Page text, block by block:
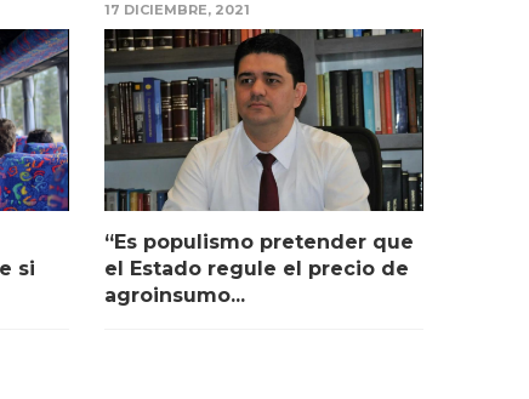
si
17 DICIEMBRE, 2021
“Es populismo pretender que
el Estado regule el precio de
agroinsumo...